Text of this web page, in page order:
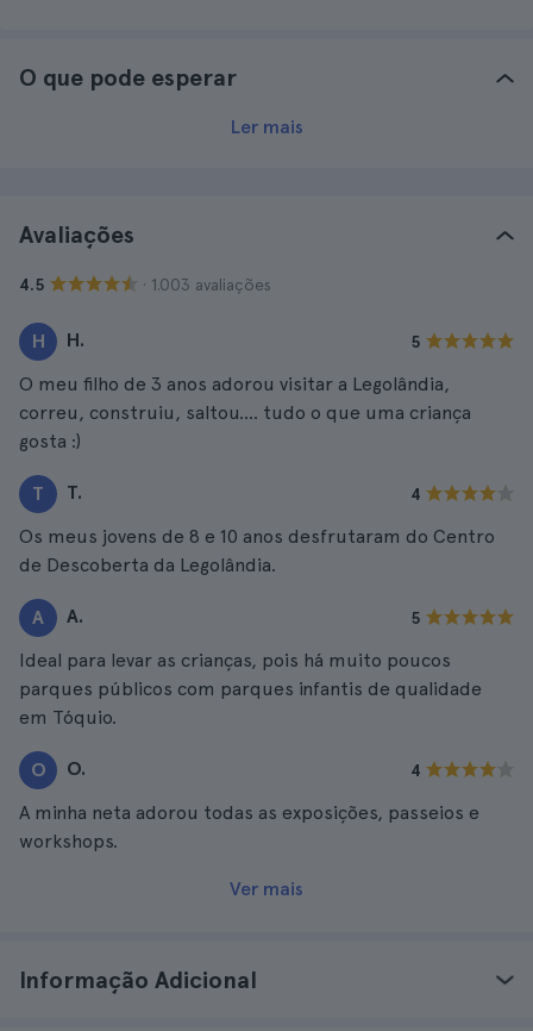
O que pode esperar
Ler mais
Avaliações
4.5 · 1.003 avaliações
H H. 5
O meu filho de 3 anos adorou visitar a Legolândia,
correu, construiu, saltou.... tudo o que uma criança
gosta :)
T T. 4
Os meus jovens de 8 e 10 anos desfrutaram do Centro
de Descoberta da Legolândia.
A A. 5
Ideal para levar as crianças, pois há muito poucos
parques públicos com parques infantis de qualidade
em Tóquio.
O O. 4
A minha neta adorou todas as exposições, passeios e
workshops.
Ver mais
Informação Adicional